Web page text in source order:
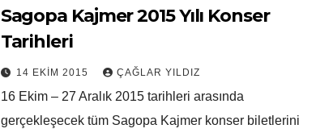
Sagopa Kajmer 2015 Yılı Konser
Tarihleri
14 EKIM 2015 ÇAĞLAR YILDIZ
16 Ekim – 27 Aralık 2015 tarihleri arasında
gerçekleşecek tüm Sagopa Kajmer konser biletlerini